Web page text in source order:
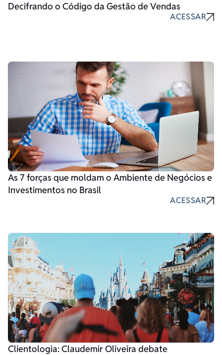
Decifrando o Código da Gestão de Vendas
ACESSAR
As 7 forças que moldam o Ambiente de Negócios e
Investimentos no Brasil
ACESSAR
Clientologia: Claudemir Oliveira debate